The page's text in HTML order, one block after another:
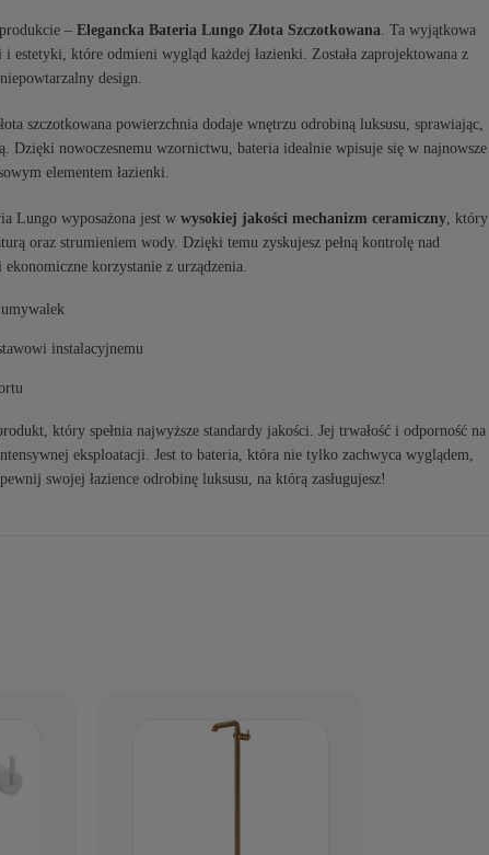
– Elegancka Bateria Lungo Złota Szczotkowana . Ta wyjątkowa
i estetyki, które odmieni wygląd każdej łazienki. Została zaprojektowana z
design.
szczotkowana powierzchnia dodaje wnętrzu odrobiną luksusu, sprawiając,
Dzięki nowoczesnemu wzornictwu, bateria idealnie wpisuje się w najnowsze
elementem łazienki.
Lungo wyposażona jest w wysokiej jakości mechanizm ceramiczny, który
oraz strumieniem wody. Dzięki temu zyskujesz pełną kontrolę nad
korzystanie z urządzenia.
instalacyjnemu
który spełnia najwyższe standardy jakości. Jej trwałość i odporność na
eksploatacji. Jest to bateria, która nie tylko zachwyca wyglądem,
swojej łazience odrobinę luksusu, na którą zasługujesz!